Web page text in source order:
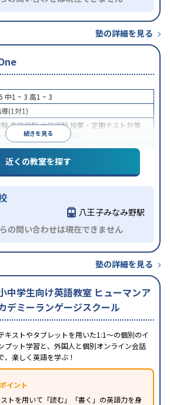
塾の詳細を見る
続きを見る
中1 ~ 3 高1 ~ 3
(1対1)
高校受験大学受験 授業・定期テスト対策
特化対策科目別特化対策
替可能1科目から受講可能
近くの教室を探す
八王子みなみ野駅
の問い合わせは現在できません
塾の詳細を見る
中学生向け英語教室 ヒューマンア
デミーランゲージスクール
キストやタブレットを用いた1:1～の個別のイ
プット学習と、外国人と個別オンライン会話
、楽しく英語を学ぶ！
イント
トを用いて「読む」「書く」の英語力を身